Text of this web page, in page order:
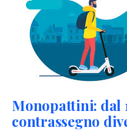
Aree
Attività
News
Scadenze
Contatti
IT / EN
Monopattini: dal
contrassegno